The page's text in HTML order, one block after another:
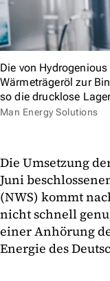
Die von
Wärmeträgeröl zur
so die drucklose
Man Energy Solutions
Die Umsetzung
Juni
(NWS) kommt
nicht schnell
einer Anhörung
Energie des